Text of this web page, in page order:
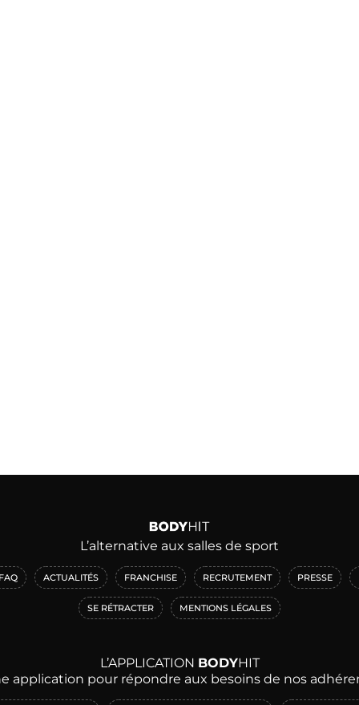
L’alternative aux salles de sport
ACTUALITÉS FRANCHISE RECRUTEMENT PRESSE
SE RÉTRACTER MENTIONS LÉGALES
L’APPLICATION BODYHIT
application pour répondre aux besoins de nos